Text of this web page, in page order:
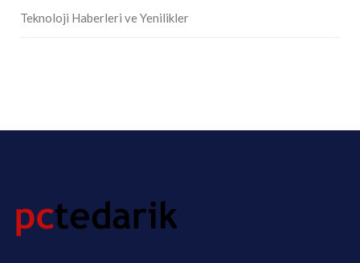
Teknoloji Haberleri ve Yenilikler